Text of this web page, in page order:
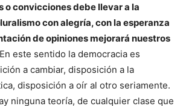
o convicciones debe llevar a la
con alegría, con la esperanza
de opiniones mejorará nuestros
En este sentido la democracia es
a cambiar, disposición a la
disposición a oír al otro seriamente.
ninguna teoría, de cualquier clase que